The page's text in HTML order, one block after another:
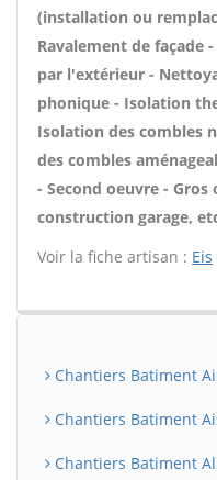
(installation ou
Ravalement de façade
par l'extérieur -
phonique - Isolation
Isolation des combles
des combles
- Second oeuvre -
construction garage,
Voir la fiche artisan : Eis
Chantiers Batiment
Chantiers Batiment
Chantiers Batiment